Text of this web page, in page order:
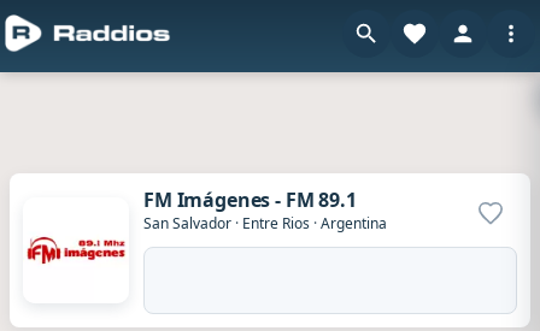
FM Imágenes - FM 89.1
San Salvador · Entre Rios ·Argentina